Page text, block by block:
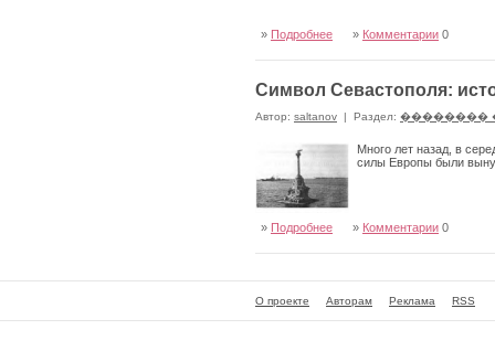
» Подробнее » Комментарии 0
Символ Севастополя:
Автор: saltanov | Раздел: ��������
Много лет назад, в
силы Европы были
» Подробнее » Комментарии 0
О проекте Авторам Реклама RSS